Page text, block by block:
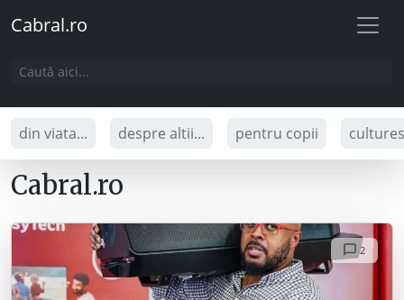
Cabral.ro
din viata... despre altii... pentru copii
Cabral.ro
2